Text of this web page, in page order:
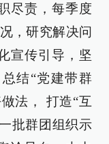
尽责，每季度
，研究解决问
宣传引导，坚
结“党建带群
法， 打造“互
批群团组织示